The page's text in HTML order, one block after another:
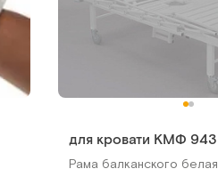
для кровати КМФ 943
Рама балканского белая